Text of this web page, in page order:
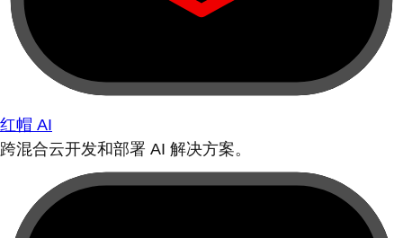
红帽 AI
跨混合云开发和部署 AI 解决方案。